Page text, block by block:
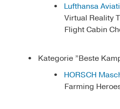
Lufthansa
Virtual Reality
Flight Cabin
Kategorie ”Beste
HORSCH
Farming